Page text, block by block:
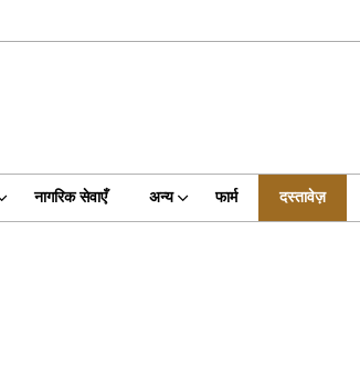
नागरिक सेवाएँ अन्य फार्म दस्तावेज़